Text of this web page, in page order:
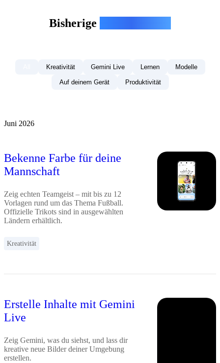
Bisherige
Kreativität Gemini Live Lernen Modelle
Auf deinem Gerät Produktivität
Juni 2026
Bekenne Farbe für deine
Mannschaft
Zeig echten Teamgeist – mit bis zu 12
Vorlagen rund um das Thema Fußball.
Offizielle Trikots sind in ausgewählten
Ländern erhältlich.
Kreativität
Erstelle Inhalte mit Gemini
Live
Zeig Gemini, was du siehst, und lass dir
kreative neue Bilder deiner Umgebung
erstellen.